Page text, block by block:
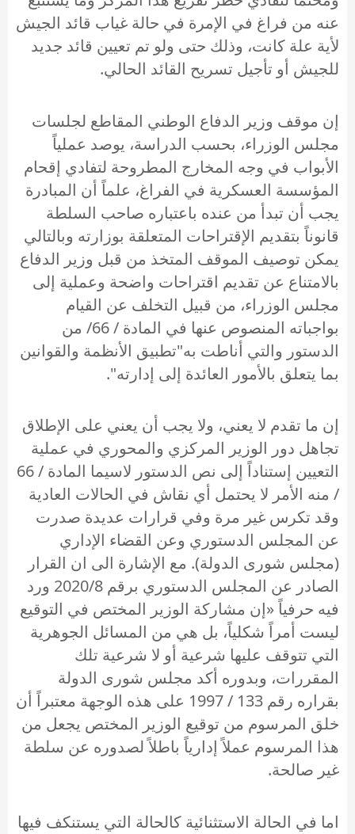
عنه من فراغ في الإمرة في حالة غياب قائد الجيش
لأية علة كانت، وذلك حتى ولو تم تعيين قائد جديد
للجيش أو تأجيل تسريح القائد الحالي.
إن موقف وزير الدفاع الوطني المقاطع لجلسات
مجلس الوزراء، بحسب الدراسة، يوصد عملياً
الأبواب في وجه المخارج المطروحة لتفادي إقحام
المؤسسة العسكرية في الفراغ، علماً أن المبادرة
يجب أن تبدأ من عنده باعتباره صاحب السلطة
قانوناً بتقديم الإقتراحات المتعلقة بوزارته وبالتالي
يمكن توصيف الموقف المتخذ من قبل وزير الدفاع
بالامتناع عن تقديم اقتراحات واضحة وعملية إلى
مجلس الوزراء، من قبيل التخلف عن القيام
بواجباته المنصوص عنها في المادة / 66/ من
الدستور والتي أناطت به"تطبيق الأنظمة والقوانين
بما يتعلق بالأمور العائدة إلى إدارته".
إن ما تقدم لا يعني، ولا يجب أن يعني على الإطلاق
تجاهل دور الوزير المركزي والمحوري في عملية
التعيين إستناداً إلى نص الدستور لاسيما المادة / 66
/ منه الأمر لا يحتمل أي نقاش في الحالات العادية
وقد تكرس غير مرة وفي قرارات عديدة صدرت
عن المجلس الدستوري وعن القضاء الإداري
(مجلس شورى الدولة). مع الإشارة الى ان القرار
الصادر عن المجلس الدستوري برقم 2020/8 ورد
فيه حرفياً «إن مشاركة الوزير المختص في التوقيع
ليست أمراً شكلياً، بل هي من المسائل الجوهرية
التي تتوقف عليها شرعية أو لا شرعية تلك
المقررات، وبدوره أكد مجلس شورى الدولة
بقراره رقم 133 / 1997 على هذه الوجهة معتبراً أن
خلق المرسوم من توقيع الوزير المختص يجعل من
هذا المرسوم عملاً إدارياً باطلاً لصدوره عن سلطة
غير صالحة.
اما في الحالة الاستثنائية كالحالة التي يستنكف فيها